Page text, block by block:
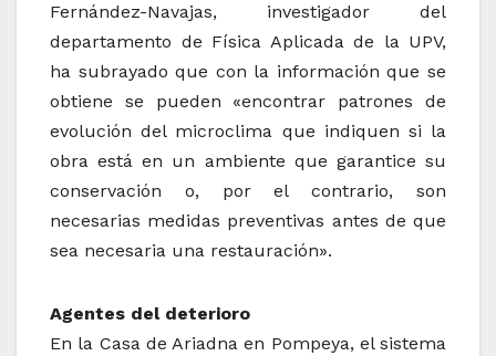
Fernández-Navajas, investigador del
departamento de Física Aplicada de la UPV,
ha subrayado que con la información que se
obtiene se pueden «encontrar patrones de
evolución del microclima que indiquen si la
obra está en un ambiente que garantice su
conservación o, por el contrario, son
necesarias medidas preventivas antes de que
sea necesaria una restauración».
Agentes del deterioro
En la Casa de Ariadna en Pompeya, el sistema